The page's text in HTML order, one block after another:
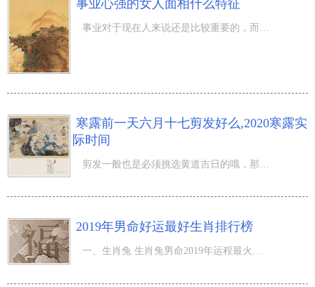
事业心强的女人面相什么特征
事业对于现在人来说还是比较重要的，而且就连一些女性如此，因此在事业上往往也都会成为女强人的象征，甚至
寒露前一天六月十七剪发好么,2020寒露实
际时间
剪发一般也是必须挑选黄道吉日的哦，那麼寒露前一天六月十七剪发好么,2020寒露实际时间？蝉鸣声之声此起彼
2019年男命好运最好生肖排行榜
一、生肖兔 生肖兔男命2019年运程最火，皆由于四福太岁，特别是在是四福帝旺好运，四福太岁保证了福元宫，